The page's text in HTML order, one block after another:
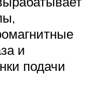
и
подачи